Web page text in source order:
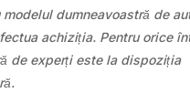
dumneavoastră de
achiziția. Pentru orice
de experți este la dispoziția